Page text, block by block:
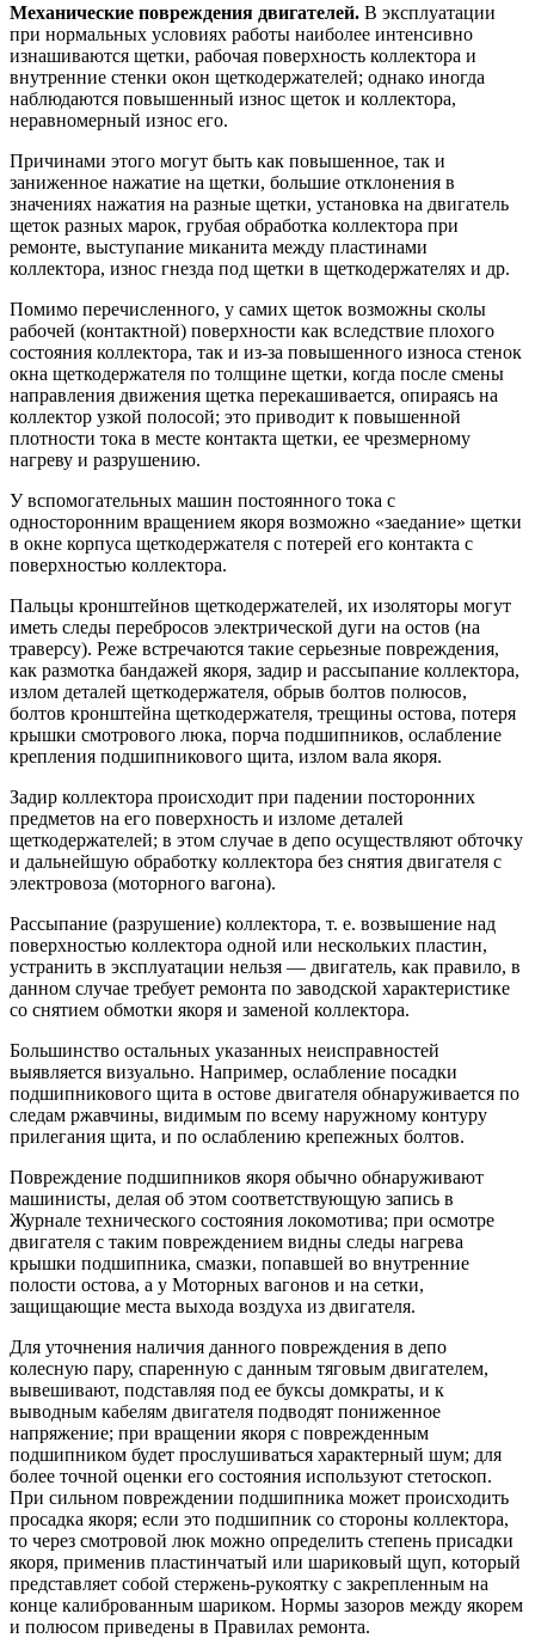
Механические повреждения двигателей. В эксплуатации
при нормальных условиях работы наиболее интенсивно
изнашиваются щетки, рабочая поверхность коллектора и
внутренние стенки окон щеткодержателей; однако иногда
наблюдаются повышенный износ щеток и коллектора,
неравномерный износ его.
Причинами этого могут быть как повышенное, так и
заниженное нажатие на щетки, большие отклонения в
значениях нажатия на разные щетки, установка на двигатель
щеток разных марок, грубая обработка коллектора при
ремонте, выступание миканита между пластинами
коллектора, износ гнезда под щетки в щеткодержателях и др.
Помимо перечисленного, у самих щеток возможны сколы
рабочей (контактной) поверхности как вследствие плохого
состояния коллектора, так и из-за повышенного износа стенок
окна щеткодержателя по толщине щетки, когда после смены
направления движения щетка перекашивается, опираясь на
коллектор узкой полосой; это приводит к повышенной
плотности тока в месте контакта щетки, ее чрезмерному
нагреву и разрушению.
У вспомогательных машин постоянного тока с
односторонним вращением якоря возможно «заедание» щетки
в окне корпуса щеткодержателя с потерей его контакта с
поверхностью коллектора.
Пальцы кронштейнов щеткодержателей, их изоляторы могут
иметь следы перебросов электрической дуги на остов (на
траверсу). Реже встречаются такие серьезные повреждения,
как размотка бандажей якоря, задир и рассыпание коллектора,
излом деталей щеткодержателя, обрыв болтов полюсов,
болтов кронштейна щеткодержателя, трещины остова, потеря
крышки смотрового люка, порча подшипников, ослабление
крепления подшипникового щита, излом вала якоря.
Задир коллектора происходит при падении посторонних
предметов на его поверхность и изломе деталей
щеткодержателей; в этом случае в депо осуществляют обточку
и дальнейшую обработку коллектора без снятия двигателя с
электровоза (моторного вагона).
Рассыпание (разрушение) коллектора, т. е. возвышение над
поверхностью коллектора одной или нескольких пластин,
устранить в эксплуатации нельзя — двигатель, как правило, в
данном случае требует ремонта по заводской характеристике
со снятием обмотки якоря и заменой коллектора.
Большинство остальных указанных неисправностей
выявляется визуально. Например, ослабление посадки
подшипникового щита в остове двигателя обнаруживается по
следам ржавчины, видимым по всему наружному контуру
прилегания щита, и по ослаблению крепежных болтов.
Повреждение подшипников якоря обычно обнаруживают
машинисты, делая об этом соответствующую запись в
Журнале технического состояния локомотива; при осмотре
двигателя с таким повреждением видны следы нагрева
крышки подшипника, смазки, попавшей во внутренние
полости остова, а у Моторных вагонов и на сетки,
защищающие места выхода воздуха из двигателя.
Для уточнения наличия данного повреждения в депо
колесную пару, спаренную с данным тяговым двигателем,
вывешивают, подставляя под ее буксы домкраты, и к
выводным кабелям двигателя подводят пониженное
напряжение; при вращении якоря с поврежденным
подшипником будет прослушиваться характерный шум; для
более точной оценки его состояния используют стетоскоп.
При сильном повреждении подшипника может происходить
просадка якоря; если это подшипник со стороны коллектора,
то через смотровой люк можно определить степень присадки
якоря, применив пластинчатый или шариковый щуп, который
представляет собой стержень-рукоятку с закрепленным на
конце калиброванным шариком. Нормы зазоров между якорем
и полюсом приведены в Правилах ремонта.